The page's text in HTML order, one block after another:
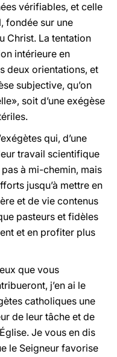
vérifiables, et celle
fondée sur une
Christ. La tentation
intérieure en
deux orientations, et
subjective, qu’on
soit d’une exégèse
qui, d’une
travail scientifique
pas à mi-chemin, mais
jusqu’à mettre en
et de vie contenus
pasteurs et fidèles
et en profiter plus
que vous
j’en ai le
catholiques une
de leur tâche et de
Je vous en dis
le Seigneur favorise